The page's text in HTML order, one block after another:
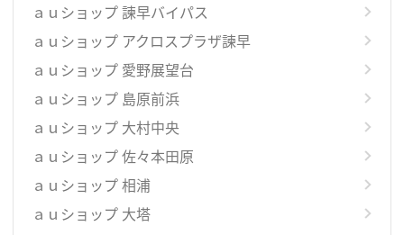
ａｕショップ 諫早バイパス
ａｕショップ アクロスプラザ諫早
ａｕショップ 愛野展望台
ａｕショップ 島原前浜
ａｕショップ 大村中央
ａｕショップ 佐々本田原
ａｕショップ 相浦
ａｕショップ 大塔